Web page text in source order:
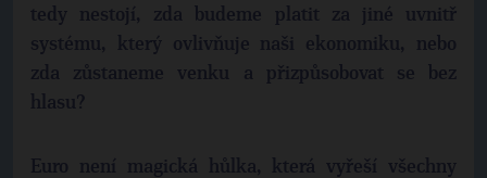
tedy nestojí, zda budeme platit za jiné uvnitř
systému, který ovlivňuje naši ekonomiku, nebo
zda zůstaneme venku a přizpůsobovat se bez
hlasu?
Euro není magická hůlka, která vyřeší všechny